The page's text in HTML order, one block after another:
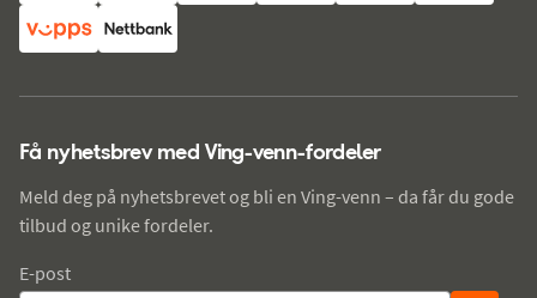
Få nyhetsbrev med Ving-venn-fordeler
Meld deg på nyhetsbrevet og bli en Ving-venn – da får du gode
tilbud og unike fordeler.
E-post